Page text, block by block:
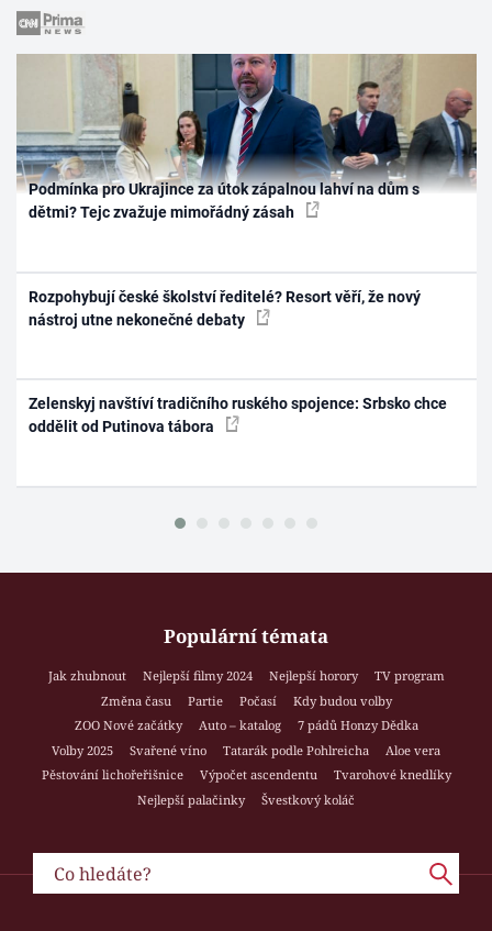
Podmínka pro Ukrajince za útok zápalnou lahví na dům s
dětmi? Tejc zvažuje mimořádný zásah
Rozpohybují české školství ředitelé? Resort věří, že nový
nástroj utne nekonečné debaty
Zelenskyj navštíví tradičního ruského spojence: Srbsko chce
oddělit od Putinova tábora
Populární témata
Jak zhubnout Nejlepší filmy 2024 Nejlepší horory
TV program
Změna času
Partie Počasí
Kdy budou volby
ZOO Nové začátky
Auto – katalog
7 pádů Honzy Dědka
Volby 2025
Svařené víno Tatarák podle Pohlreicha
Aloe vera
Pěstování lichořeřišnice
Výpočet ascendentu
Tvarohové knedlíky
Nejlepší palačinky
Švestkový koláč